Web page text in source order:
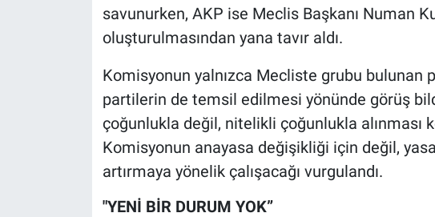
savunurken, AKP ise Meclis Başkanı Numan
oluşturulmasından yana tavır aldı.
Komisyonun yalnızca Mecliste grubu bulunan
partilerin de temsil edilmesi yönünde görüş
çoğunlukla değil, nitelikli çoğunlukla alınması
Komisyonun anayasa değişikliği için değil,
artırmaya yönelik çalışacağı vurgulandı.
"YENİ BİR DURUM YOK”
Teknoloji
Türkiye'nin Geleceği
Türkiye'nin Gündemi